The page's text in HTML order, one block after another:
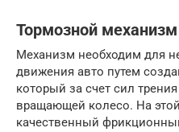
Тормозной механизм
Механизм необходим для
движения авто путем
который за счет сил
вращающей колесо. На
качественный